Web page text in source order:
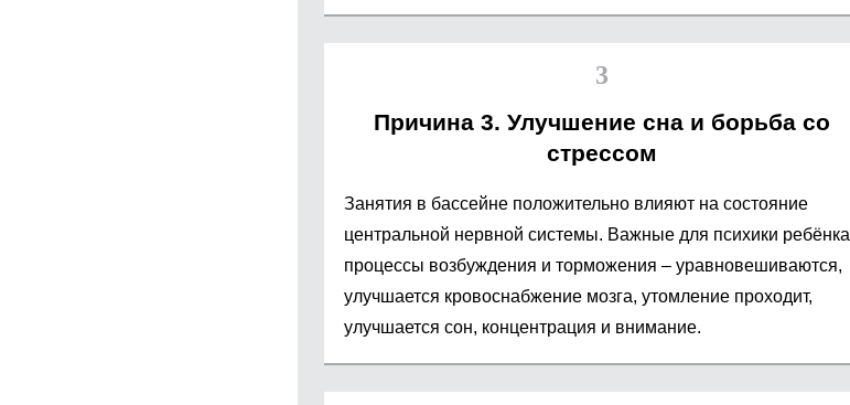
Причина 3. Улучшение сна и борьба со
стрессом
Занятия в бассейне положительно влияют на состояние
центральной нервной системы. Важные для психики ребёнка
процессы возбуждения и торможения – уравновешиваются,
улучшается кровоснабжение мозга, утомление проходит,
улучшается сон, концентрация и внимание.